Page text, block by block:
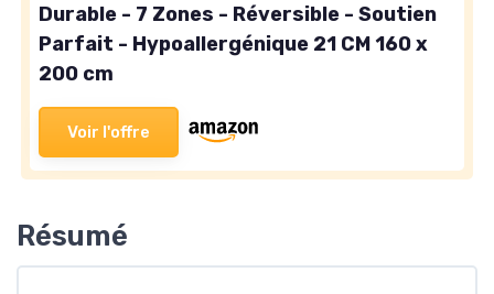
Durable - 7 Zones - Réversible - Soutien
Parfait - Hypoallergénique 21 CM 160 x
200 cm
Voir l'offre
Résumé